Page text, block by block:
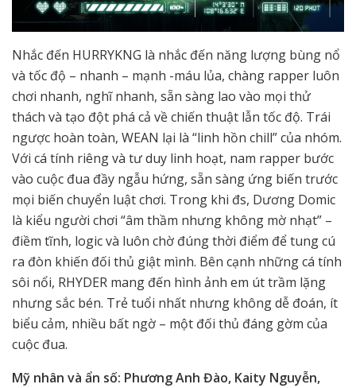
Nhắc đến HURRYKNG là nhắc đến năng lượng bùng nổ
và tốc độ – nhanh – mạnh -máu lủa, chàng rapper luôn
chơi nhanh, nghĩ nhanh, sẵn sàng lao vào mọi thử
thách và tạo đột phá cả về chiến thuật lẫn tốc độ. Trái
ngược hoàn toàn, WEAN lại là “linh hồn chill” của nhóm.
Với cá tính riêng và tư duy linh hoạt, nam rapper bước
vào cuộc đua đầy ngẫu hứng, sẵn sàng ứng biến trước
mọi biến chuyển luật chơi. Trong khi đs, Dương Domic
là kiểu người chơi “âm thầm nhưng không mờ nhạt” –
điềm tĩnh, logic và luôn chờ đúng thời điểm để tung cú
ra đòn khiến đối thủ giật mình. Bên cạnh những cá tính
sôi nổi, RHYDER mang đến hình ảnh em út trầm lặng
nhưng sắc bén. Trẻ tuổi nhất nhưng không dễ đoán, ít
biểu cảm, nhiều bất ngờ – một đối thủ đáng gờm của
cuộc đua.
Mỹ nhân và ẩn số: Phương Anh Đào, Kaity Nguyễn,